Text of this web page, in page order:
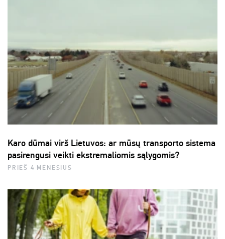
Karo dūmai virš Lietuvos: ar mūsų transporto sistema
pasirengusi veikti ekstremaliomis sąlygomis?
PRIEŠ 4 MĖNESIUS